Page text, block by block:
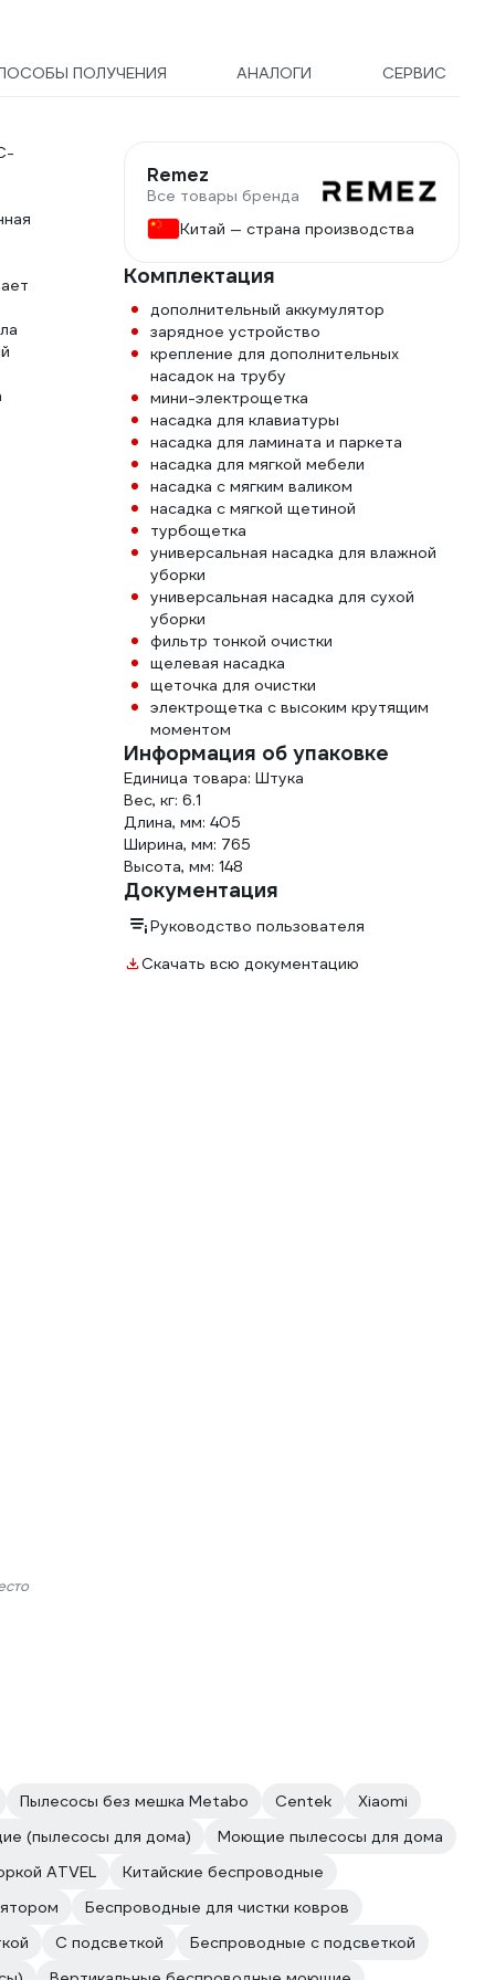
ПОЛУЧЕНИЯ АНАЛОГИ СЕРВИС
Remez
Все товары бренда
Китай — страна производства
Комплектация
дополнительный аккумулятор
зарядное устройство
крепление для дополнительных
насадок на трубу
мини-электрощетка
насадка для клавиатуры
насадка для ламината и паркета
насадка для мягкой мебели
насадка с мягким валиком
насадка с мягкой щетиной
турбощетка
универсальная насадка для влажной
уборки
универсальная насадка для сухой
уборки
фильтр тонкой очистки
щелевая насадка
щеточка для очистки
электрощетка с высоким крутящим
моментом
Информация об упаковке
Единица товара: Штука
Вес, кг: 6.1
Длина, мм: 405
Ширина, мм: 765
Высота, мм: 148
Документация
Руководство пользователя
Скачать всю документацию
Пылесосы без мешка Metabo Centek
Xiaomi
(пылесосы для дома)
Моющие пылесосы для дома
ATVEL
Китайские беспроводные
Беспроводные для чистки ковров
С подсветкой
Беспроводные с подсветкой